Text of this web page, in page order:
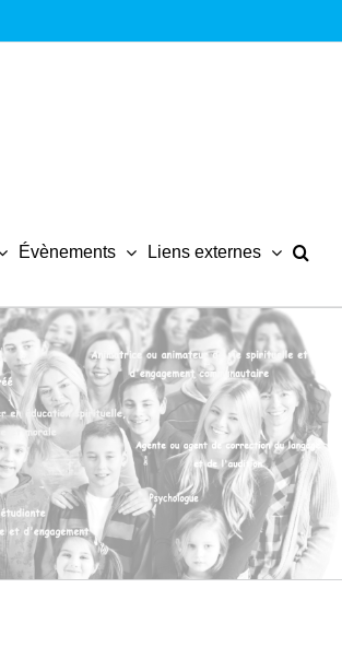
Évènements Liens externes